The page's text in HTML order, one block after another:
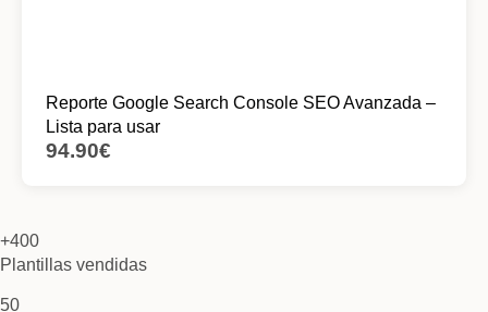
Reporte Google Search Console SEO Avanzada –
Lista para usar
94.90€
+400
Plantillas vendidas
50